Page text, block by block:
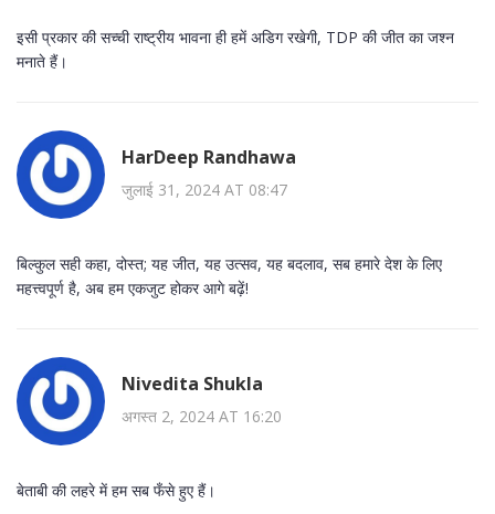
इसी प्रकार की सच्ची राष्ट्रीय भावना ही हमें अडिग रखेगी, TDP की जीत का जश्न
मनाते हैं।
HarDeep Randhawa
जुलाई 31, 2024 AT 08:47
बिल्कुल सही कहा, दोस्त; यह जीत, यह उत्सव, यह बदलाव, सब हमारे देश के लिए
महत्त्वपूर्ण है, अब हम एकजुट होकर आगे बढ़ें!
Nivedita Shukla
अगस्त 2, 2024 AT 16:20
बेताबी की लहरे में हम सब फँसे हुए हैं।